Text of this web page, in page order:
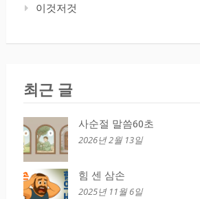
이것저것
최근 글
사순절 말씀60초
2026년 2월 13일
힘 센 삼손
2025년 11월 6일